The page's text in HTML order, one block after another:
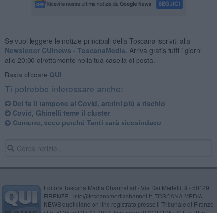
Se vuoi leggere le notizie principali della Toscana iscriviti alla
Newsletter QUInews - ToscanaMedia. Arriva gratis tutti i giorni
alle 20:00 direttamente nella tua casella di posta.
Basta cliccare QUI
Ti potrebbe interessare anche:
​Dei fa il tampone al Covid, aretini più a rischio
​Covid, Ghinelli teme il cluster
​Comune, ecco perché Tanti sarà vicesindaco
Editore Toscana Media Channel srl - Via Dei Martelli, 8 - 50129
FIRENZE - info@toscanamediachannel.it. TOSCANA MEDIA
NEWS quotidiano on line registrato presso il Tribunale di Firenze